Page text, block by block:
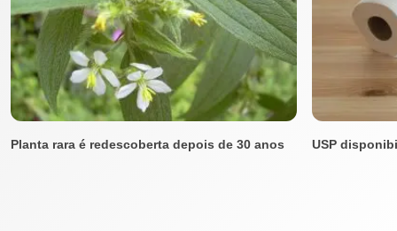
Planta rara é redescoberta depois de 30 anos USP